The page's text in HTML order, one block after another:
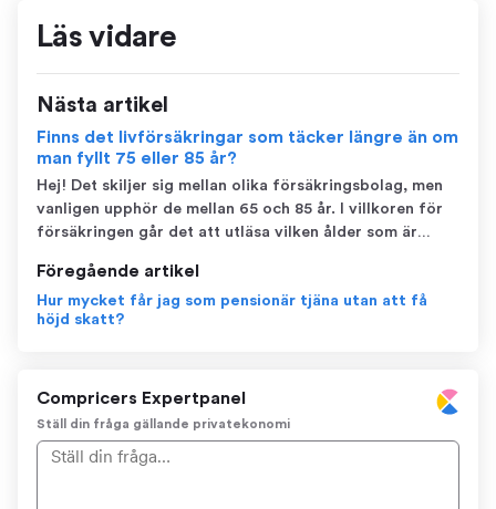
Läs vidare
Nästa artikel
Finns det livförsäkringar som täcker längre än om
man fyllt 75 eller 85 år?
Hej! Det skiljer sig mellan olika försäkringsbolag, men
vanligen upphör de mellan 65 och 85 år. I villkoren för
försäkringen går det att utläsa vilken ålder som är
efterlevande ekonomiskt, ta gärna kontakt med en
bank och/eller en jurist för att se efter...
Föregående artikel
Hur mycket får jag som pensionär tjäna utan att få
höjd skatt?
Compricers Expertpanel
Ställ din fråga gällande privatekonomi